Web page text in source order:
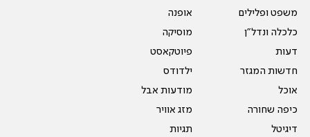
משפט ופלילים
כלכלה ונדל"ן
דעות
חדשות המגזר
אוכל
כיפה שחורה
דיגיטל
אופנה
מוסיקה
פיוטקאסט
ילדודס
מודעות אבל
מזג אוויר
תגיות